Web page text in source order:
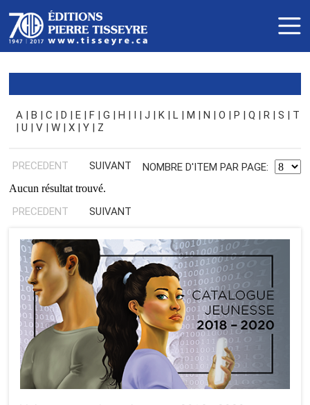
A | B | C | D | E | F | G | H | I | J | K | L | M | N | O | P | Q | R | S | T
| U | V | W | X | Y | Z
NOMBRE D'ITEM PAR PAGE:
PRECEDENT SUIVANT
Aucun résultat trouvé.
PRECEDENT SUIVANT